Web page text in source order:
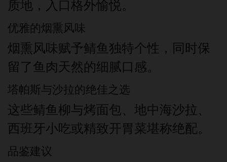
质地，入口格外愉悦。
优雅的烟熏风味
烟熏风味赋予鲭鱼独特个性，同时保
留了鱼肉天然的细腻口感。
塔帕斯与沙拉的绝佳之选
这些鲭鱼柳与烤面包、地中海沙拉、
西班牙小吃或精致开胃菜堪称绝配。
品鉴建议